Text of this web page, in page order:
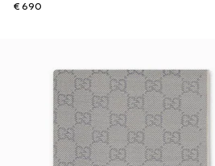
€ 690